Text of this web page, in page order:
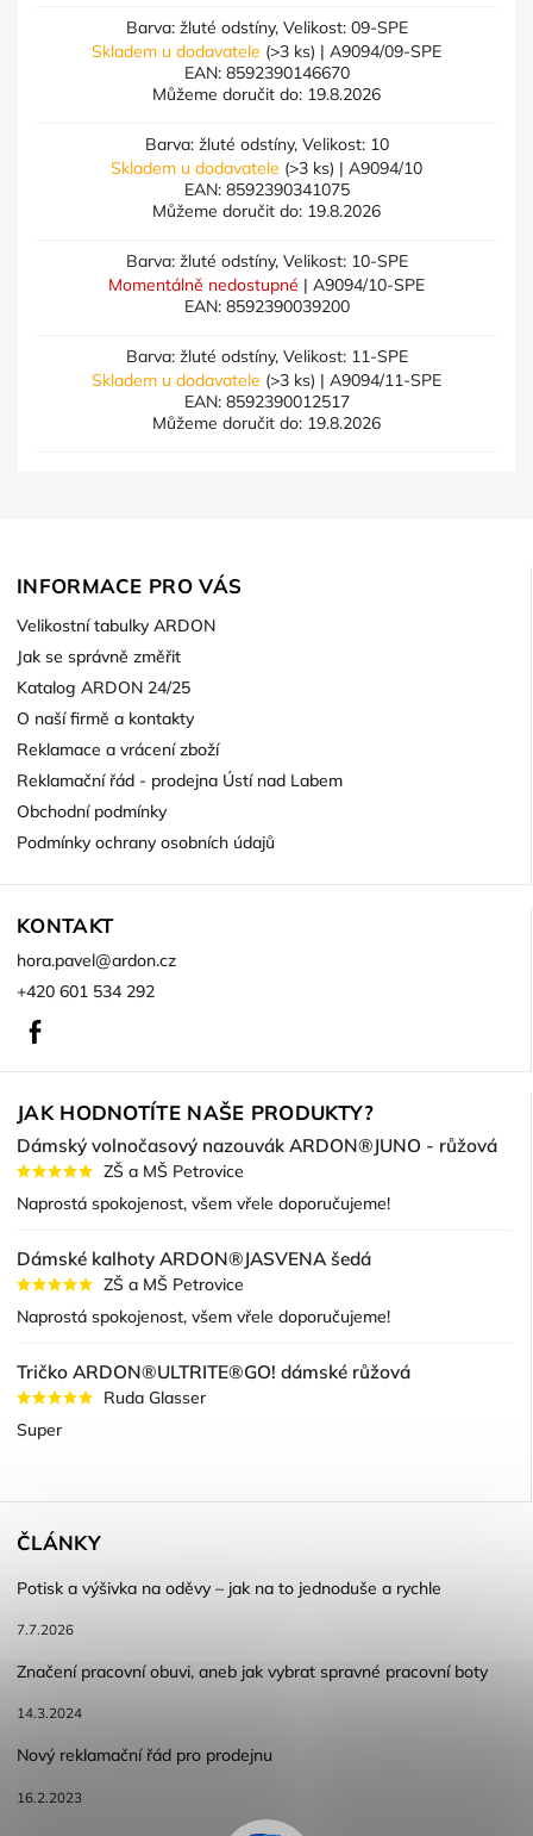
Barva: žluté odstíny, Velikost: 09-SPE
Skladem u dodavatele (>3 ks) | A9094/09-SPE
EAN: 8592390146670
Můžeme doručit do: 19.8.2026
Barva: žluté odstíny, Velikost: 10
Skladem u dodavatele (>3 ks) | A9094/10
EAN: 8592390341075
Můžeme doručit do: 19.8.2026
Barva: žluté odstíny, Velikost: 10-SPE
Momentálně nedostupné | A9094/10-SPE
EAN: 8592390039200
Barva: žluté odstíny, Velikost: 11-SPE
Skladem u dodavatele (>3 ks) | A9094/11-SPE
EAN: 8592390012517
Můžeme doručit do: 19.8.2026
INFORMACE PRO VÁS
Velikostní tabulky ARDON
Jak se správně změřit
Katalog ARDON 24/25
O naší firmě a kontakty
Reklamace a vrácení zboží
Reklamační řád - prodejna Ústí nad Labem
Obchodní podmínky
Podmínky ochrany osobních údajů
KONTAKT
hora.pavel@ardon.cz
+420 601 534 292
JAK HODNOTÍTE NAŠE PRODUKTY?
Dámský volnočasový nazouvák ARDON®JUNO - růžová
ZŠ a MŠ Petrovice
Naprostá spokojenost, všem vřele doporučujeme!
Dámské kalhoty ARDON®JASVENA šedá
ZŠ a MŠ Petrovice
Naprostá spokojenost, všem vřele doporučujeme!
Tričko ARDON®ULTRITE®GO! dámské růžová
Ruda Glasser
Super
ČLÁNKY
Potisk a výšivka na oděvy – jak na to jednoduše a rychle
7.7.2026
Značení pracovní obuvi, aneb jak vybrat spravné pracovní boty
14.3.2024
Nový reklamační řád pro prodejnu
16.2.2023